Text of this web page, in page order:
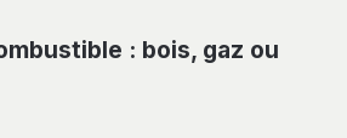
: bois, gaz ou